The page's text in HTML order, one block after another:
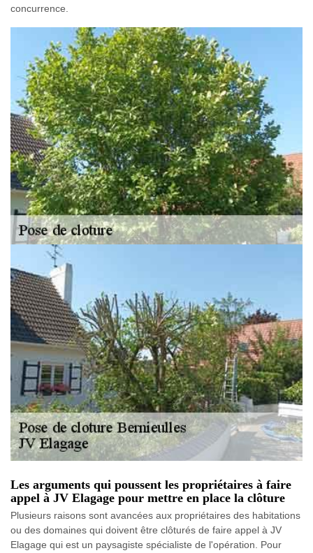
concurrence.
Les arguments qui poussent les propriétaires à faire
appel à JV Elagage pour mettre en place la clôture
Plusieurs raisons sont avancées aux propriétaires des habitations
ou des domaines qui doivent être clôturés de faire appel à JV
Elagage qui est un paysagiste spécialiste de l'opération. Pour